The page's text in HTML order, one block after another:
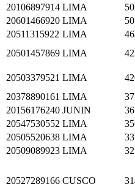
20106897914 LIMA
20601466920 LIMA
20511315922 LIMA
20501457869 LIMA
20503379521 LIMA
20378890161 LIMA
20156176240 JUNIN
20547530552 LIMA
20505520638 LIMA
20509089923 LIMA
20527289166 CUSCO